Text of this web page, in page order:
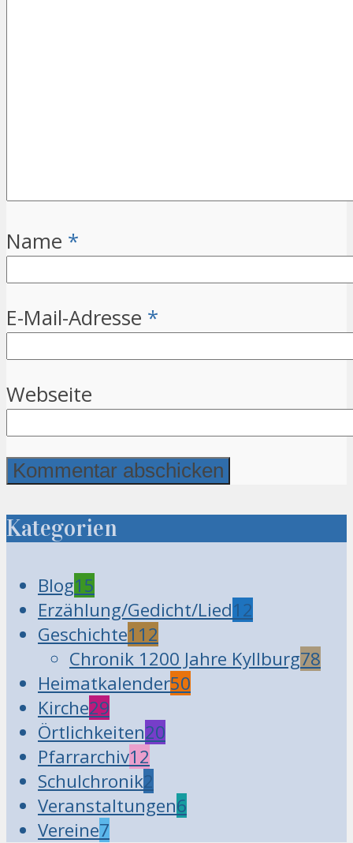
Name *
E-Mail-Adresse *
Webseite
Kategorien
Blog15
Erzählung/Gedicht/Lied12
Geschichte112
Chronik 1200 Jahre Kyllburg78
Heimatkalender50
Kirche29
Örtlichkeiten20
Pfarrarchiv12
Schulchronik2
Veranstaltungen6
Vereine7